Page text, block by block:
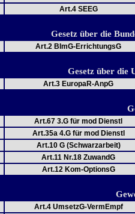
Art.4 SEEG
Gesetz über die
Art.2 BImG-ErrichtungsG
Gesetz über die
Art.3 EuropaR-AnpG
Art.67 3.G für mod Dienstl
Art.35a 4.G für mod Dienstl
Art.10 G (Schwarzarbeit)
Art.11 Nr.18 ZuwandG
Art.12 Kom-OptionsG
Art.4 UmsetzG-VermEmpf